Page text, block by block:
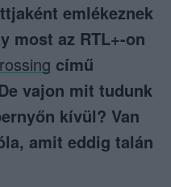
emlékeznek
most az RTL+-on
című
vajon mit tudunk
kívül? Van
amit eddig talán